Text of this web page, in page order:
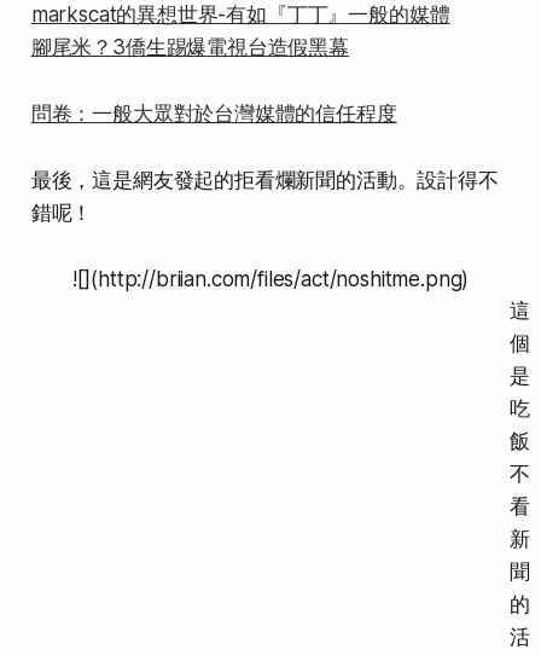
markscat的異想世界-有如『丁丁』一般的媒體
腳尾米？3僑生踢爆電視台造假黑幕
問卷：一般大眾對於台灣媒體的信任程度
最後，這是網友發起的拒看爛新聞的活動。設計得不
錯呢！
![](http://briian.com/files/act/noshitme.png)
這
個
是
吃
飯
不
看
新
聞
的
活